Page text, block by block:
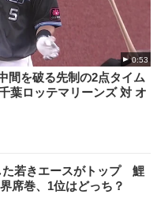
0:53
間を破る先制の2点タイム
葉ロッテマリーンズ 対 オ
た若きエースがトップ 鯉
席巻、1位はどっち？